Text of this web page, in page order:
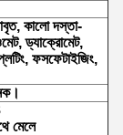
কালো দস্তা-
ড্যাক্রোমেট,
ফসফেটাইজিং,
মেলে